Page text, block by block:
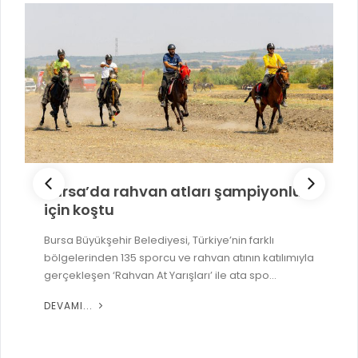
KAMU HİZMET STANDARTLARI (KAHİS)
ŞİKAYET TAKİBİ (KURUMLAR)
MÜHENDİS, MİMAR VE SÜRVEYAN KAYITLARI (İLÇE
MÜHENDİS, MİMAR VE SÜRVEYAN KAYITLARI
VEFAT KAYDI GİRİŞİ (İLÇE BELEDİYELER)
YER SEÇİM BELGESİ, MOBİL VE SAHA DOLABI BAŞVURULARI
GÜNLÜK KAZI ÇALIŞMALARI
TARIMSAL AMAÇLI METEOROLOJİ İSTASYON VERİLERİ
Bursa’da rahvan atları şampiyonluk
için koştu
Bursa Büyükşehir Belediyesi, Türkiye’nin farklı
bölgelerinden 135 sporcu ve rahvan atının katılımıyla
gerçekleşen ‘Rahvan At Yarışları’ ile ata spo...
DEVAMI...